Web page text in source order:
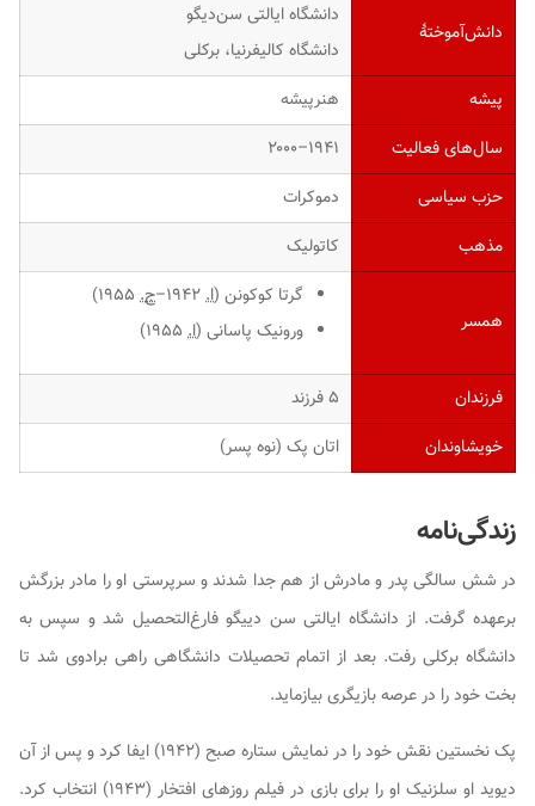
دانش‌آموختهٔ
دانشگاه ایالتی سن‌دیگو
دانشگاه کالیفرنیا، برکلی
پیشه
هنرپیشه
سال‌های فعالیت
۱۹۴۱–۲۰۰۰
حزب سیاسی
دموکرات
مذهب
کاتولیک
همسر
گرتا کوکونن (ا. ج.
ورونیک پاسانی (ا.
فرزندان
۵ فرزند
خویشاوندان
اتان پک (نوه پسر)
زندگی‌نامه
در شش سالگی پدر و مادرش از هم جدا شدند و سرپرستی او را مادر بزرگش
برعهده گرفت. از دانشگاه ایالتی سن دییگو فارغ‌التحصیل شد و سپس به
دانشگاه برکلی رفت. بعد از اتمام تحصیلات دانشگاهی راهی برادوی شد تا
بخت خود را در عرصه بازیگری بیازماید.
پک نخستین نقش خود را در نمایش ستاره صبح
(۱۹۴۲) ایفا کرد و پس از آن
دیوید او سلزنیک او را برای بازی در فیلمروزهای افتخار
(۱۹۴۳) انتخاب کرد.